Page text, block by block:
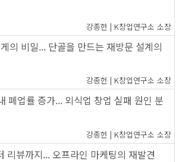
강종헌 | K창업연구소 소장
의 비밀... 단골을 만드는 재방문 설계의
강종헌 | K창업연구소 소장
폐업률 증가... 외식업 창업 실패 원인 분
강종헌 | K창업연구소 소장
리뷰까지... 오프라인 마케팅의 재발견